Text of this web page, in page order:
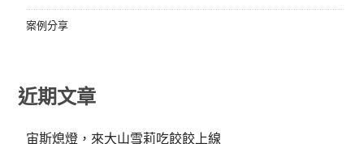
案例分享
近期文章
宙斯熄燈，來大山雪莉吃餃餃上線